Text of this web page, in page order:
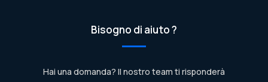
Bisogno di aiuto ?
Hai una domanda? Il nostro team ti risponderà